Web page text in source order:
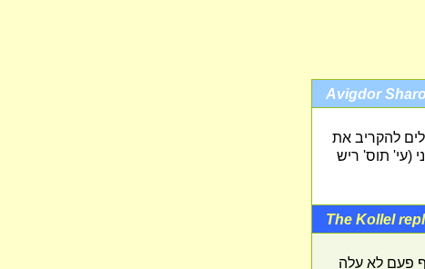
Avigdor
להקריב את
(עי' תוס' ריש
The Kollel
פעם לא עלה